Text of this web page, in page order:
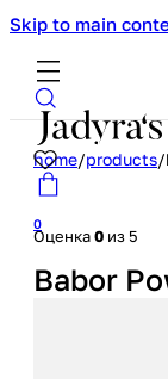
Skip to main
0
home/products/
Оценка0 из 5
Babor